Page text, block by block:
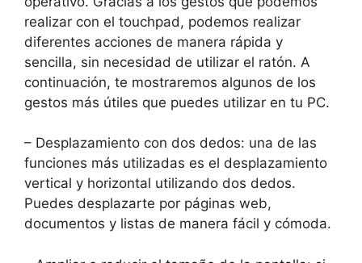
realizar ‌con el touchpad, ‍podemos realizar
diferentes acciones ​de manera rápida y‍
sencilla, sin ‌necesidad de utilizar el ratón. A
continuación, te​ mostraremos algunos de los
gestos más útiles que⁢ puedes utilizar en tu​ PC.
– Desplazamiento con dos⁤ dedos: una de las
funciones más utilizadas es el desplazamiento
vertical y horizontal utilizando dos ‍dedos. ​
Puedes ‌desplazarte por páginas‍ web,
documentos​ y ⁣listas de manera⁣ fácil y cómoda.